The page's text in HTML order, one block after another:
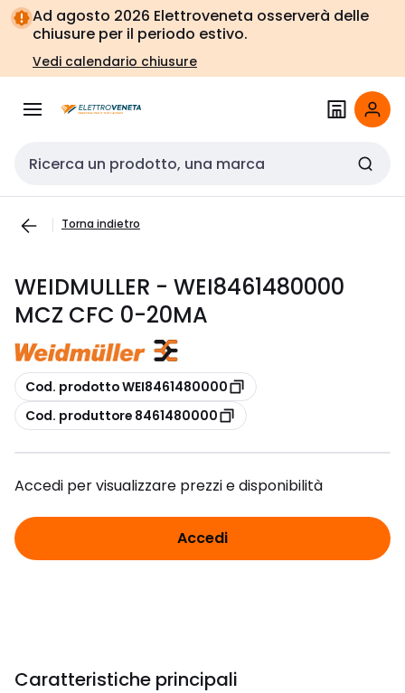
Vai alla
navigazione
Vai
alla
pagina
Ad agosto 2026 Elettroveneta osserverà delle
chiusure per il periodo estivo.
Vedi calendario chiusure
Cerca input
Torna indietro
WEIDMULLER - WEI8461480000
MCZ CFC 0-20MA
copia
Cod. prodotto WEI8461480000
copia
Cod. produttore 8461480000
Accedi per visualizzare prezzi e disponibilità
Accedi
Caratteristiche principali